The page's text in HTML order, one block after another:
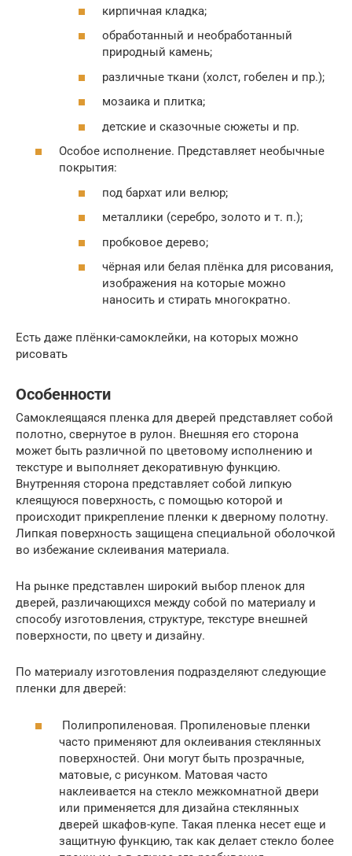
кирпичная кладка;
обработанный и необработанный
природный камень;
различные ткани (холст, гобелен и пр.);
мозаика и плитка;
детские и сказочные сюжеты и пр.
Особое исполнение. Представляет необычные
покрытия:
под бархат или велюр;
металлики (серебро, золото и т. п.);
пробковое дерево;
чёрная или белая плёнка для рисования,
изображения на которые можно
наносить и стирать многократно.
Есть даже плёнки-самоклейки, на которых можно
рисовать
Особенности
Самоклеящаяся пленка для дверей представляет собой
полотно, свернутое в рулон. Внешняя его сторона
может быть различной по цветовому исполнению и
текстуре и выполняет декоративную функцию.
Внутренняя сторона представляет собой липкую
клеящуюся поверхность, с помощью которой и
происходит прикрепление пленки к дверному полотну.
Липкая поверхность защищена специальной оболочкой
во избежание склеивания материала.
На рынке представлен широкий выбор пленок для
дверей, различающихся между собой по материалу и
способу изготовления, структуре, текстуре внешней
поверхности, по цвету и дизайну.
По материалу изготовления подразделяют следующие
пленки для дверей:
Полипропиленовая. Пропиленовые пленки
часто применяют для оклеивания стеклянных
поверхностей. Они могут быть прозрачные,
матовые, с рисунком. Матовая часто
наклеивается на стекло межкомнатной двери
или применяется для дизайна стеклянных
дверей шкафов-купе. Такая пленка несет еще и
защитную функцию, так как делает стекло более